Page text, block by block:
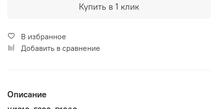
Купить в 1 клик
В избранное
Добавить в сравнение
Описание